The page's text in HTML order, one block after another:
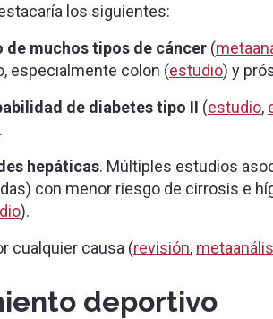
los siguientes:
de muchos tipos de cáncer (
especialmente colon (estudio) y
de diabetes tipo II (estudio,
hepáticas. Múltiples estudios
con menor riesgo de cirrosis e
).
cualquier causa (revisión,
deportivo